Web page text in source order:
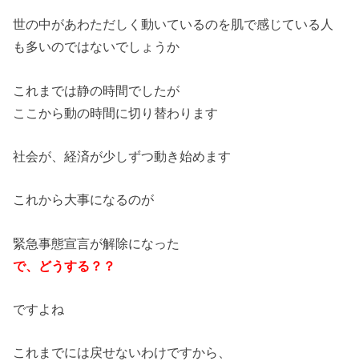
世の中があわただしく動いているのを肌で感じている人
も多いのではないでしょうか
これまでは静の時間でしたが
ここから動の時間に切り替わります
社会が、経済が少しずつ動き始めます
これから大事になるのが
緊急事態宣言が解除になった
で、どうする？？
ですよね
これまでには戻せないわけですから、